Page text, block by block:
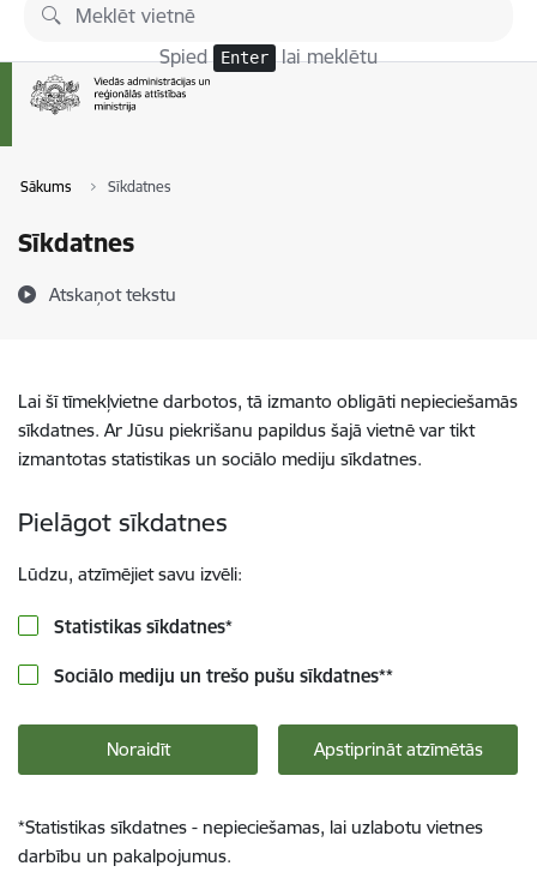
Pāriet uz lapas saturu
Spied Enter lai meklētu
Sākums Sīkdatnes
Sīkdatnes
Atskaņot tekstu
Lai šī tīmekļvietne darbotos, tā izmanto obligāti nepieciešamās
sīkdatnes. Ar Jūsu piekrišanu papildus šajā vietnē var tikt
izmantotas statistikas un sociālo mediju sīkdatnes.
Pielāgot sīkdatnes
Lūdzu, atzīmējiet savu izvēli:
Statistikas sīkdatnes*
Sociālo mediju un trešo pušu sīkdatnes**
Noraidīt Apstiprināt atzīmētās
*Statistikas sīkdatnes - nepieciešamas, lai uzlabotu vietnes
darbību un pakalpojumus.